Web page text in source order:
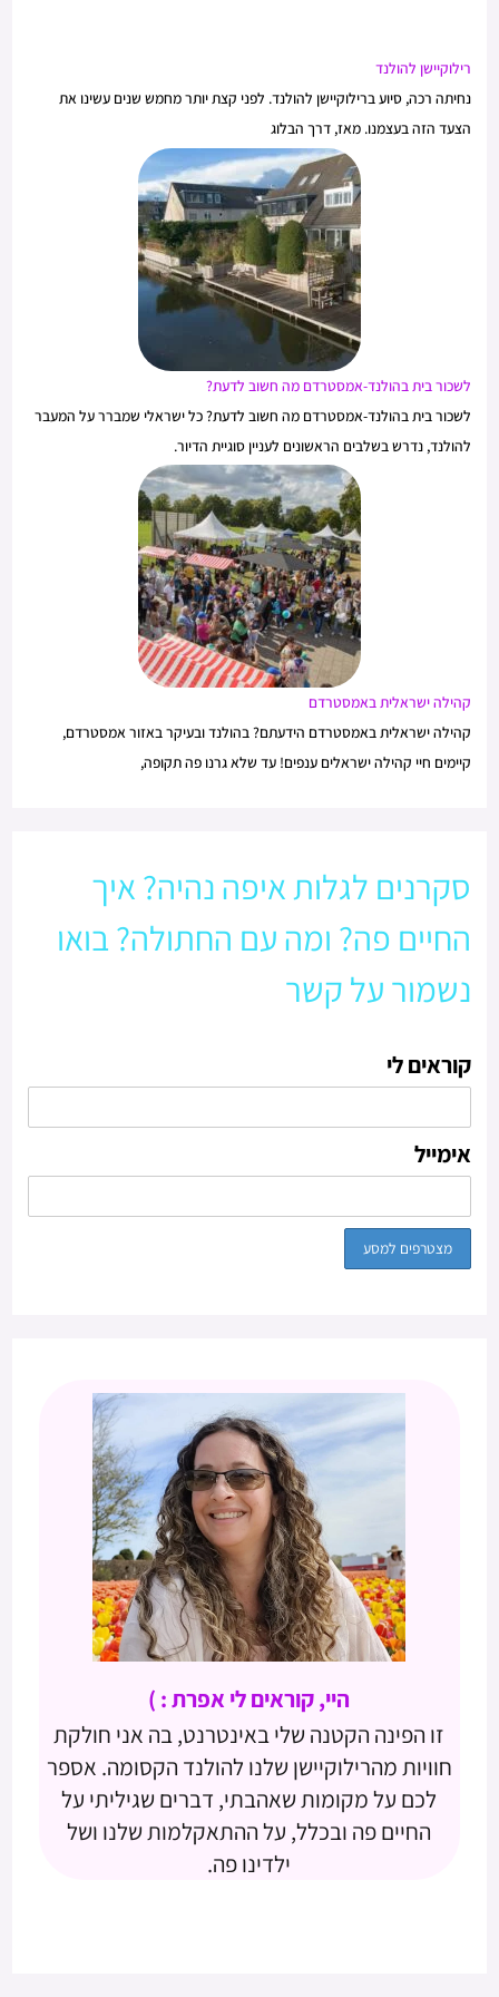
רילוקיישן להולנד
נחיתה רכה, סיוע ברילוקיישן להולנד. לפני קצת יותר מחמש שנים עשינו את
הצעד הזה בעצמנו. מאז, דרך הבלוג
לשכור בית בהולנד-אמסטרדם מה חשוב לדעת?
לשכור בית בהולנד-אמסטרדם מה חשוב לדעת? כל ישראלי שמברר על המעבר
להולנד, נדרש בשלבים הראשונים לעניין סוגיית הדיור.
קהילה ישראלית באמסטרדם
קהילה ישראלית באמסטרדם הידעתם? בהולנד ובעיקר באזור אמסטרדם,
קיימים חיי קהילה ישראלים ענפים! עד שלא גרנו פה תקופה,
סקרנים לגלות איפה נהיה? איך
החיים פה? ומה עם החתולה? בואו
נשמור על קשר
קוראים לי
אימייל
היי, קוראים לי אפרת : )
זו הפינה הקטנה שלי באינטרנט, בה אני חולקת
חוויות מהרילוקיישן שלנו להולנד הקסומה. אספר
לכם על מקומות שאהבתי, דברים שגיליתי על
החיים פה ובכלל, על ההתאקלמות שלנו ושל
ילדינו פה.